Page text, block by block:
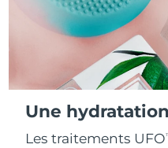
Une
Les traitements UFO
For healthy
18% PAP
Cosmétiques
Acheter tout
Japon
Jersey